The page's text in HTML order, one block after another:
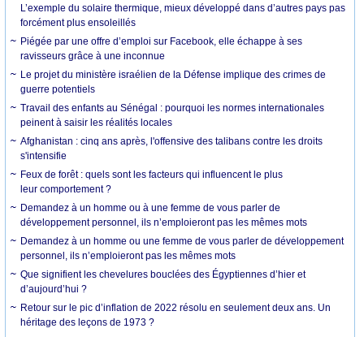
L’exemple du solaire thermique, mieux développé dans d’autres pays pas
forcément plus ensoleillés
Piégée par une offre d’emploi sur Facebook, elle échappe à ses
ravisseurs grâce à une inconnue
Le projet du ministère israélien de la Défense implique des crimes de
guerre potentiels
Travail des enfants au Sénégal : pourquoi les normes internationales
peinent à saisir les réalités locales
Afghanistan : cinq ans après, l'offensive des talibans contre les droits
s'intensifie
Feux de forêt : quels sont les facteurs qui influencent le plus
leur comportement ?
Demandez à un homme ou à une femme de vous parler de
développement personnel, ils n’emploieront pas les mêmes mots
Demandez à un homme ou une femme de vous parler de développement
personnel, ils n’emploieront pas les mêmes mots
Que signifient les chevelures bouclées des Égyptiennes d’hier et
d’aujourd’hui ?
Retour sur le pic d’inflation de 2022 résolu en seulement deux ans. Un
héritage des leçons de 1973 ?